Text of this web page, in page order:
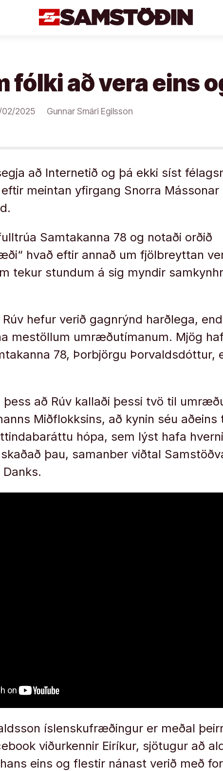
fólki að vera eins
2025 Gunnar Smári Egilsson
að Internetið og þá ekki síst
meintan yfirgang Snorra
Samtakanna 78 og notaði orðið
hvað eftir annað um fjölbreyttan
tekur stundum á sig myndir
hefur verið gagnrýnd harðlega,
mestöllum umræðutímanum. Mjög
78, Þorbjörgu Þorvaldsdóttur,
að Rúv kallaði þessi tvö til
Miðflokksins, að kynin séu aðeins
hópa, sem lýst hafa
þau, samanber viðtal
íslenskufræðingur er meðal
viðurkennir Eiríkur, sjötugur að
eins og flestir nánast verið með